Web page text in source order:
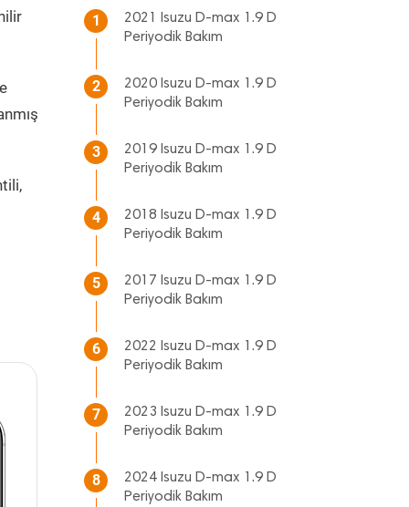
1
2021 Isuzu D-max 1.9 D
Periyodik Bakım
2
2020 Isuzu D-max 1.9 D
Periyodik Bakım
3
2019 Isuzu D-max 1.9 D
Periyodik Bakım
4
2018 Isuzu D-max 1.9 D
Periyodik Bakım
5
2017 Isuzu D-max 1.9 D
Periyodik Bakım
6
2022 Isuzu D-max 1.9 D
Periyodik Bakım
7
2023 Isuzu D-max 1.9 D
Periyodik Bakım
8
2024 Isuzu D-max 1.9 D
Periyodik Bakım